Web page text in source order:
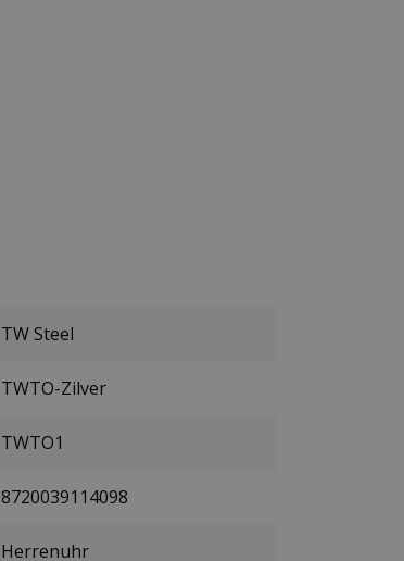
TW Steel
TWTO-Zilver
TWTO1
8720039114098
Herrenuhr